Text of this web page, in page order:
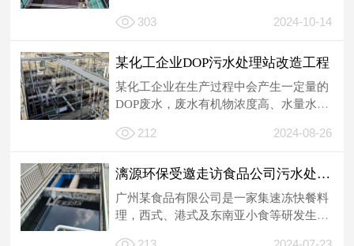
池... 303 2024-10-14
某化工企业DOP污水处理站改造工程
某化工企业在生产过程中会产生一定量的
DOP废水，废水有机物浓度高、水量水质
质... 212 2024-08-26
漓源环保受邀走访食品公司污水处理站
广州某食品有限公司是一家集速冻快餐料
理，西式、港式及东南亚小食等研发生产